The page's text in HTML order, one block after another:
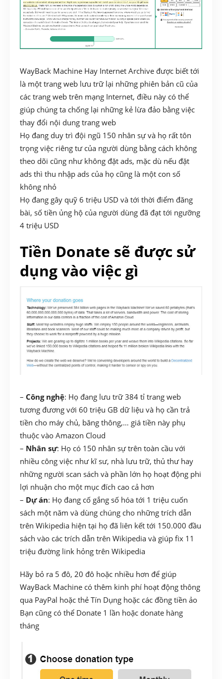
WayBack Machine Hay Internet Archive được biết tới
là một trang web lưu trữ lại những phiên bản cũ của
các trang web trên mạng Internet, điều này có thể
giúp chúng ta chống lại những kẻ lừa đảo bằng việc
thay đổi nội dung trang web
Họ đang duy trì đội ngũ 150 nhân sự và họ rất tôn
trọng việc riêng tư của người dùng bằng cách không
theo dõi cũng như không đặt ads, mặc dù nếu đặt
ads thì thu nhập ads của họ cũng là một con số
không nhỏ
Họ đang gây quỹ 6 triệu USD và tới thời điểm đăng
bài, số tiền ủng hộ của người dùng đã đạt tới ngưỡng
4 triệu USD
Tiền Donate sẽ được sử
dụng vào việc gì
– Công nghệ: Họ đang lưu trữ 384 tỉ trang web
tương đương với 60 triệu GB dữ liệu và họ cần trả
tiền cho máy chủ, băng thông,… giá tiền này phụ
thuộc vào Amazon Cloud
– Nhân sự: Họ có 150 nhân sự trên toàn cầu với
nhiều công việc như kĩ sư, nhà lưu trữ, thủ thư hay
những người scan sách và phần lớn họ hoạt động phi
lợi nhuận cho một mục đích cao cả hơn
– Dự án: Họ đang cố gắng số hóa tới 1 triệu cuốn
sách một năm và dùng chúng cho những trích dẫn
trên Wikipedia hiện tại họ đã liên kết tới 150.000 đầu
sách vào các trích dẫn trên Wikipedia và giúp fix 11
triệu đường link hỏng trên Wikipedia
Hãy bỏ ra 5 đô, 20 đô hoặc nhiều hơn để giúp
WayBack Machine có thêm kinh phí hoạt động thông
qua PayPal hoặc thẻ Tín Dụng hoặc các đồng tiền ảo
Bạn cũng có thể Donate 1 lần hoặc donate hàng
tháng